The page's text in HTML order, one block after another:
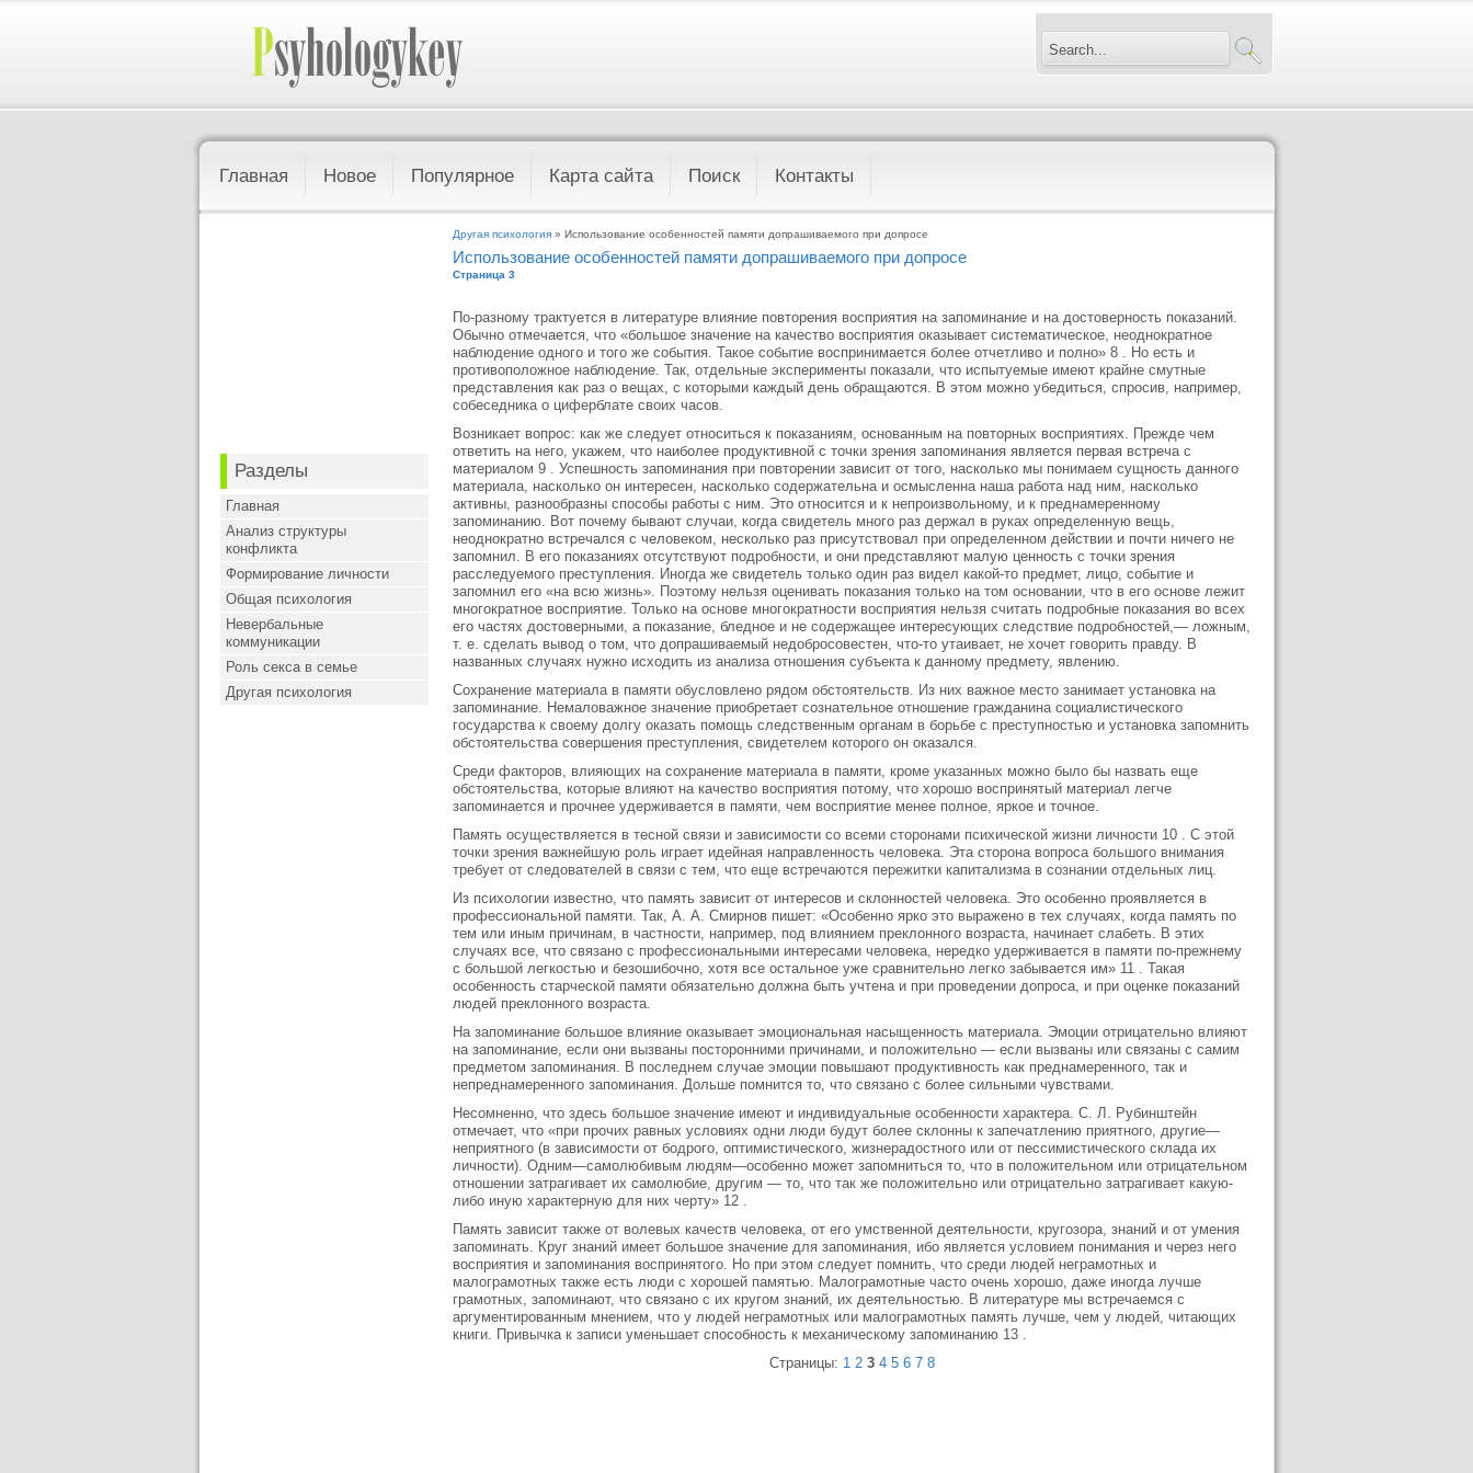
Главная Новое Популярное Карта сайта Поиск Контакты
Разделы
Главная
Анализ структуры
конфликта
Формирование личности
Общая психология
Невербальные
коммуникации
Роль секса в семье
Другая психология
Другая психология » Использование особенностей памяти допрашиваемого при допросе
Использование особенностей памяти допрашиваемого при допросе
Страница 3
По-разному трактуется в литературе влияние повторения восприятия на запоминание и на достоверность показаний.
Обычно отмечается, что «большое значение на качество восприятия оказывает систематическое, неоднократное
наблюдение одного и того же события. Такое событие воспринимается более отчетливо и полно» 8 . Но есть и
противоположное наблюдение. Так, отдельные эксперименты показали, что испытуемые имеют крайне смутные
представления как раз о вещах, с которыми каждый день обращаются. В этом можно убедиться, спросив, например,
собеседника о циферблате своих часов.
Возникает вопрос: как же следует относиться к показаниям, основанным на повторных восприятиях. Прежде чем
ответить на него, укажем, что наиболее продуктивной с точки зрения запоминания является первая встреча с
материалом 9 . Успешность запоминания при повторении зависит от того, насколько мы понимаем сущность данного
материала, насколько он интересен, насколько содержательна и осмысленна наша работа над ним, насколько
активны, разнообразны способы работы с ним. Это относится и к непроизвольному, и к преднамеренному
запоминанию. Вот почему бывают случаи, когда свидетель много раз держал в руках определенную вещь,
неоднократно встречался с человеком, несколько раз присутствовал при определенном действии и почти ничего не
запомнил. В его показаниях отсутствуют подробности, и они представляют малую ценность с точки зрения
расследуемого преступления. Иногда же свидетель только один раз видел какой-то предмет, лицо, событие и
запомнил его «на всю жизнь». Поэтому нельзя оценивать показания только на том основании, что в его основе лежит
многократное восприятие. Только на основе многократности восприятия нельзя считать подробные показания во всех
его частях достоверными, а показание, бледное и не содержащее интересующих следствие подробностей,— ложным,
т. е. сделать вывод о том, что допрашиваемый недобросовестен, что-то утаивает, не хочет говорить правду. В
названных случаях нужно исходить из анализа отношения субъекта к данному предмету, явлению.
Сохранение материала в памяти обусловлено рядом обстоятельств. Из них важное место занимает установка на
запоминание. Немаловажное значение приобретает сознательное отношение гражданина социалистического
государства к своему долгу оказать помощь следственным органам в борьбе с преступностью и установка запомнить
обстоятельства совершения преступления, свидетелем которого он оказался.
Среди факторов, влияющих на сохранение материала в памяти, кроме указанных можно было бы назвать еще
обстоятельства, которые влияют на качество восприятия потому, что хорошо воспринятый материал легче
запоминается и прочнее удерживается в памяти, чем восприятие менее полное, яркое и точное.
Память осуществляется в тесной связи и зависимости со всеми сторонами психической жизни личности 10 . С этой
точки зрения важнейшую роль играет идейная направленность человека. Эта сторона вопроса большого внимания
требует от следователей в связи с тем, что еще встречаются пережитки капитализма в сознании отдельных лиц.
Из психологии известно, что память зависит от интересов и склонностей человека. Это особенно проявляется в
профессиональной памяти. Так, А. А. Смирнов пишет: «Особенно ярко это выражено в тех случаях, когда память по
тем или иным причинам, в частности, например, под влиянием преклонного возраста, начинает слабеть. В этих
случаях все, что связано с профессиональными интересами человека, нередко удерживается в памяти по-прежнему
с большой легкостью и безошибочно, хотя все остальное уже сравнительно легко забывается им» 11 . Такая
особенность старческой памяти обязательно должна быть учтена и при проведении допроса, и при оценке показаний
людей преклонного возраста.
На запоминание большое влияние оказывает эмоциональная насыщенность материала. Эмоции отрицательно влияют
на запоминание, если они вызваны посторонними причинами, и положительно — если вызваны или связаны с самим
предметом запоминания. В последнем случае эмоции повышают продуктивность как преднамеренного, так и
непреднамеренного запоминания. Дольше помнится то, что связано с более сильными чувствами.
Несомненно, что здесь большое значение имеют и индивидуальные особенности характера. С. Л. Рубинштейн
отмечает, что «при прочих равных условиях одни люди будут более склонны к запечатлению приятного, другие—
неприятного (в зависимости от бодрого, оптимистического, жизнерадостного или от пессимистического склада их
личности). Одним—самолюбивым людям—особенно может запомниться то, что в положительном или отрицательном
отношении затрагивает их самолюбие, другим — то, что так же положительно или отрицательно затрагивает какую-
либо иную характерную для них черту» 12 .
Память зависит также от волевых качеств человека, от его умственной деятельности, кругозора, знаний и от умения
запоминать. Круг знаний имеет большое значение для запоминания, ибо является условием понимания и через него
восприятия и запоминания воспринятого. Но при этом следует помнить, что среди людей неграмотных и
малограмотных также есть люди с хорошей памятью. Малограмотные часто очень хорошо, даже иногда лучше
грамотных, запоминают, что связано с их кругом знаний, их деятельностью. В литературе мы встречаемся с
аргументированным мнением, что у людей неграмотных или малограмотных память лучше, чем у людей, читающих
книги. Привычка к записи уменьшает способность к механическому запоминанию 13 .
Страницы: 1 2 3 4 5 6 7 8